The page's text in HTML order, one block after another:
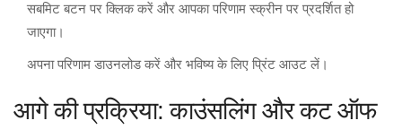
सबमिट बटन पर क्लिक करें और आपका परिणाम स्क्रीन पर प्रदर्शित हो
जाएगा।
अपना परिणाम डाउनलोड करें और भविष्य के लिए प्रिंट आउट लें।
आगे की प्रक्रिया: काउंसलिंग और कट ऑफ